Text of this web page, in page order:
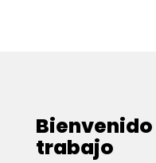
trabajo